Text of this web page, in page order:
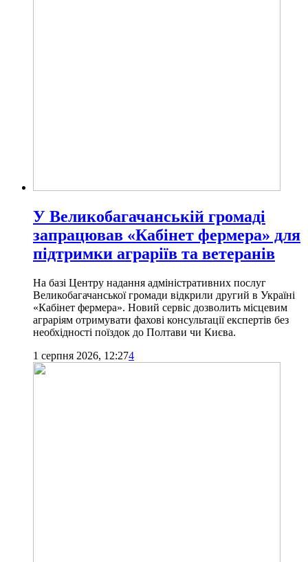
У Великобагачанській громаді
запрацював «Кабінет фермера» для
підтримки аграріїв та ветеранів
На базі Центру надання адміністративних послуг
Великобагачанської громади відкрили другий в Україні
«Кабінет фермера». Новий сервіс дозволить місцевим
аграріям отримувати фахові консультації експертів без
необхідності поїздок до Полтави чи Києва.
1 серпня 2026, 12:274